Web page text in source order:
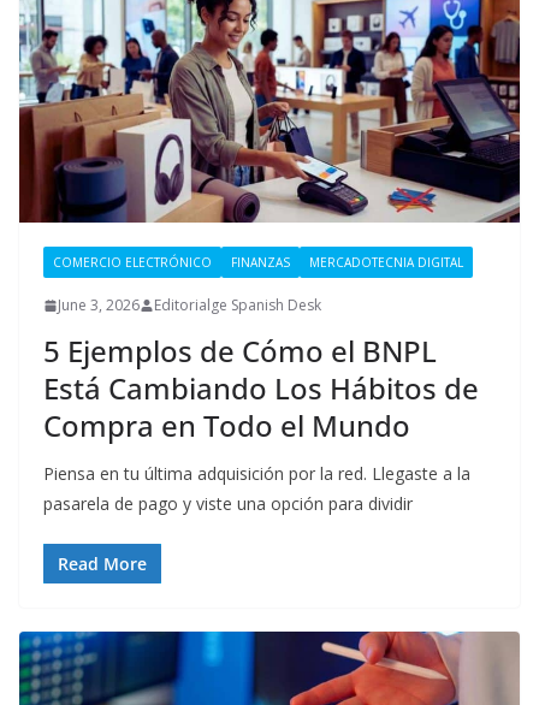
COMERCIO ELECTRÓNICO FINANZAS MERCADOTECNIA DIGITAL
June 3, 2026 Editorialge Spanish Desk
5 Ejemplos de Cómo el BNPL
Está Cambiando Los Hábitos de
Compra en Todo el Mundo
Piensa en tu última adquisición por la red. Llegaste a la
pasarela de pago y viste una opción para dividir
Read More